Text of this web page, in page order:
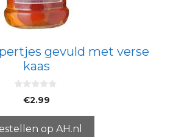
gevuld met verse
kaas
5
€2.99
op AH.nl